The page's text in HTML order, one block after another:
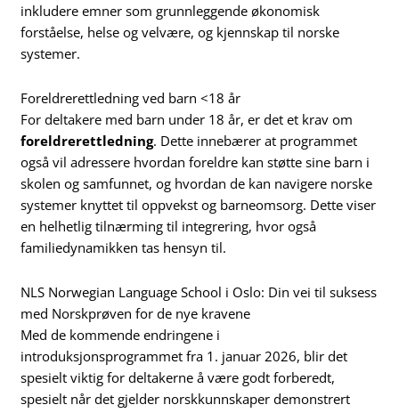
inkludere emner som grunnleggende økonomisk
forståelse, helse og velvære, og kjennskap til norske
systemer.
Foreldrerettledning ved barn <18 år
For deltakere med barn under 18 år, er det et krav om
foreldrerettledning. Dette innebærer at programmet
også vil adressere hvordan foreldre kan støtte sine barn i
skolen og samfunnet, og hvordan de kan navigere norske
systemer knyttet til oppvekst og barneomsorg. Dette viser
en helhetlig tilnærming til integrering, hvor også
familiedynamikken tas hensyn til.
NLS Norwegian Language School i Oslo: Din vei til suksess
med Norskprøven for de nye kravene
Med de kommende endringene i
introduksjonsprogrammet fra 1. januar 2026, blir det
spesielt viktig for deltakerne å være godt forberedt,
spesielt når det gjelder norskkunnskaper demonstrert